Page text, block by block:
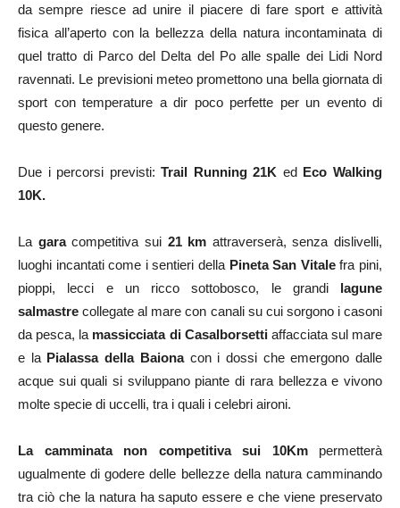
da sempre riesce ad unire il piacere di fare sport e attività
fisica all’aperto con la bellezza della natura incontaminata di
quel tratto di Parco del Delta del Po alle spalle dei Lidi Nord
ravennati. Le previsioni meteo promettono una bella giornata di
sport con temperature a dir poco perfette per un evento di
questo genere.
Due i percorsi previsti:Trail Running 21K ed Eco Walking
10K.
La garacompetitiva sui 21 km attraverserà, senza dislivelli,
luoghi incantati come i sentieri della Pineta San Vitalefra pini,
pioppi, lecci e un ricco sottobosco, le grandi lagune
salmastre collegate al mare con canali su cui sorgono i casoni
da pesca, la massicciata di Casalborsettiaffacciata sul mare
e la Pialassa della Baionacon i dossi che emergono dalle
acque sui quali si sviluppano piante di rara bellezza e vivono
molte specie di uccelli, tra i quali i celebri aironi.
La camminata non competitiva sui 10Kmpermetterà
ugualmente di godere delle bellezze della natura camminando
tra ciò che la natura ha saputo essere e che viene preservato